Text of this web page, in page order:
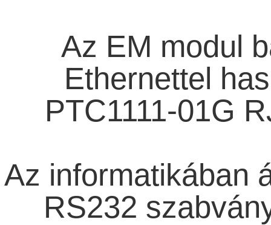
Az EM modul
Ethernettel
PTC1111-01G
Az informatikában
RS232